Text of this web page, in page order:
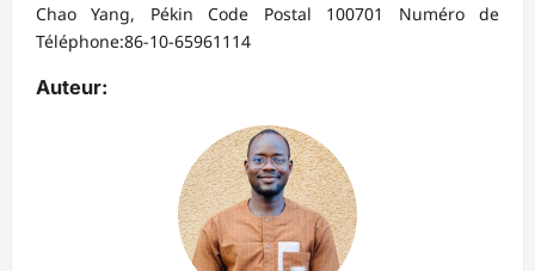
Chao Yang, Pékin Code Postal 100701 Numéro de
Téléphone:86-10-65961114
Auteur: